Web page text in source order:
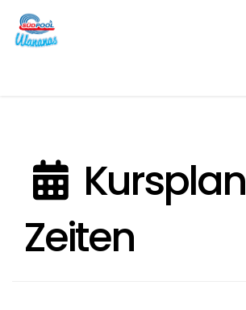
Kursplan
Zeiten